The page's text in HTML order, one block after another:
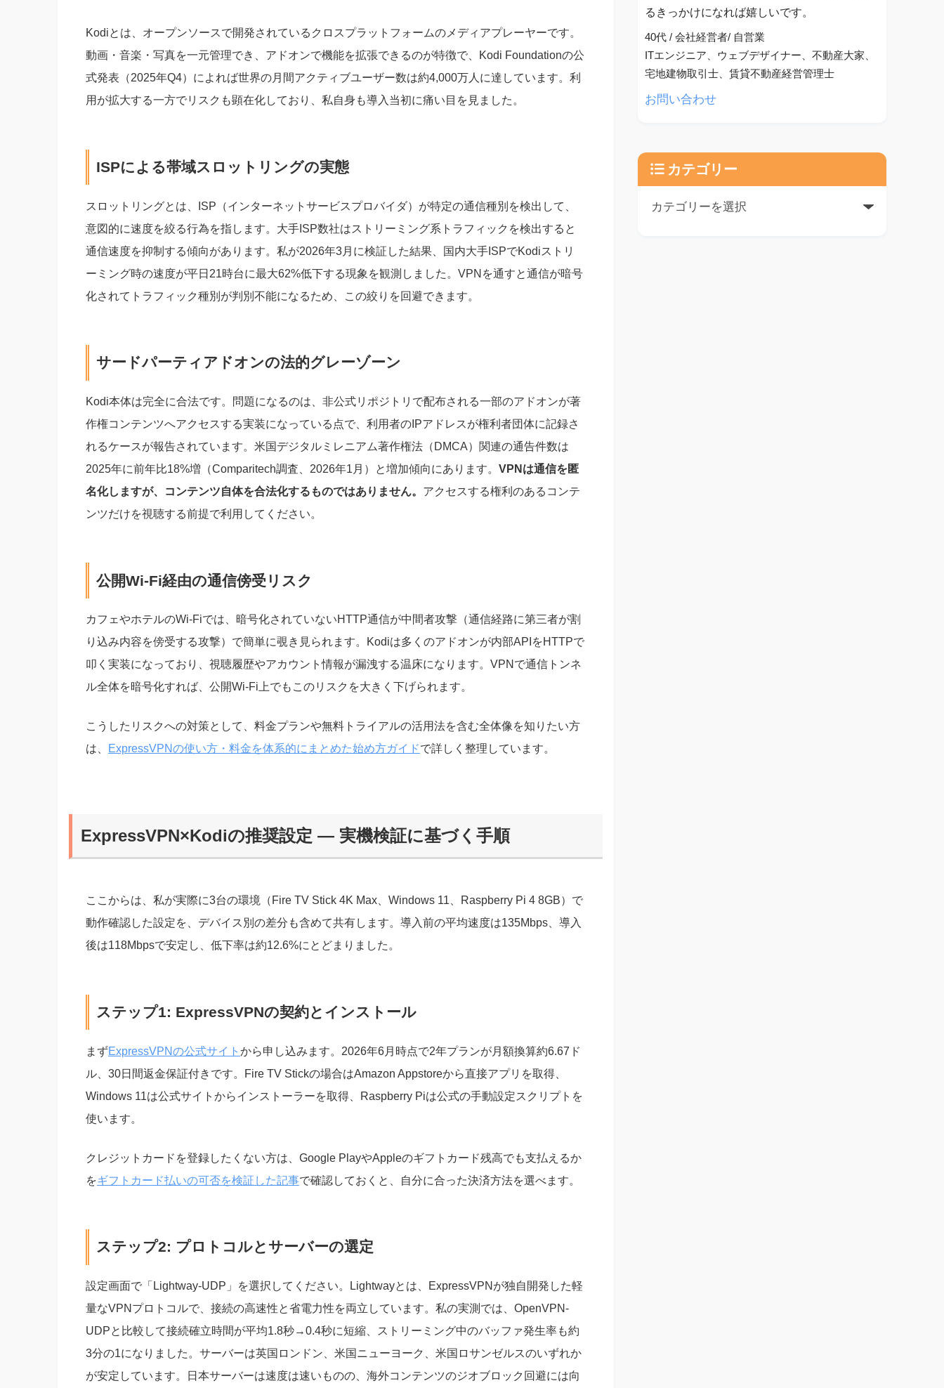
Kodiとは、オープンソースで開発されているクロスプラットフォームのメディアプレーヤーです。
動画・音楽・写真を一元管理でき、アドオンで機能を拡張できるのが特徴で、Kodi Foundationの公
式発表（2025年Q4）によれば世界の月間アクティブユーザー数は約4,000万人に達しています。利
用が拡大する一方でリスクも顕在化しており、私自身も導入当初に痛い目を見ました。
ISPによる帯域スロットリングの実態
スロットリングとは、ISP（インターネットサービスプロバイダ）が特定の通信種別を検出して、
意図的に速度を絞る行為を指します。大手ISP数社はストリーミング系トラフィックを検出すると
通信速度を抑制する傾向があります。私が2026年3月に検証した結果、国内大手ISPでKodiストリ
ーミング時の速度が平日21時台に最大62%低下する現象を観測しました。VPNを通すと通信が暗号
化されてトラフィック種別が判別不能になるため、この絞りを回避できます。
サードパーティアドオンの法的グレーゾーン
Kodi本体は完全に合法です。問題になるのは、非公式リポジトリで配布される一部のアドオンが著
作権コンテンツへアクセスする実装になっている点で、利用者のIPアドレスが権利者団体に記録さ
れるケースが報告されています。米国デジタルミレニアム著作権法（DMCA）関連の通告件数は
2025年に前年比18%増（Comparitech調査、2026年1月）と増加傾向にあります。 VPNは通信を匿
名化しますが、コンテンツ自体を合法化するものではありません。 アクセスする権利のあるコンテ
ンツだけを視聴する前提で利用してください。
公開Wi-Fi経由の通信傍受リスク
カフェやホテルのWi-Fiでは、暗号化されていないHTTP通信が中間者攻撃（通信経路に第三者が割
り込み内容を傍受する攻撃）で簡単に覗き見られます。Kodiは多くのアドオンが内部APIをHTTPで
叩く実装になっており、視聴履歴やアカウント情報が漏洩する温床になります。VPNで通信トンネ
ル全体を暗号化すれば、公開Wi-Fi上でもこのリスクを大きく下げられます。
こうしたリスクへの対策として、料金プランや無料トライアルの活用法を含む全体像を知りたい方
は、
ExpressVPNの使い方・料金を体系的にまとめた始め方ガイドで詳しく整理しています。
ExpressVPN×Kodiの推奨設定 — 実機検証に基づく手順
ここからは、私が実際に3台の環境（Fire TV Stick 4K Max、Windows 11、Raspberry Pi 4 8GB）で
動作確認した設定を、デバイス別の差分も含めて共有します。導入前の平均速度は135Mbps、導入
後は118Mbpsで安定し、低下率は約12.6%にとどまりました。
ステップ1: ExpressVPNの契約とインストール
まずExpressVPNの公式サイト から申し込みます。2026年6月時点で2年プランが月額換算約6.67ド
ル、30日間返金保証付きです。Fire TV Stickの場合はAmazon Appstoreから直接アプリを取得、
Windows 11は公式サイトからインストーラーを取得、Raspberry Piは公式の手動設定スクリプトを
使います。
クレジットカードを登録したくない方は、Google PlayやAppleのギフトカード残高でも支払えるか
をギフトカード払いの可否を検証した記事で確認しておくと、自分に合った決済方法を選べます。
ステップ2: プロトコルとサーバーの選定
設定画面で「Lightway-UDP」を選択してください。Lightwayとは、ExpressVPNが独自開発した軽
量なVPNプロトコルで、接続の高速性と省電力性を両立しています。私の実測では、OpenVPN-
UDPと比較して接続確立時間が平均1.8秒→0.4秒に短縮、ストリーミング中のバッファ発生率も約
3分の1になりました。サーバーは英国ロンドン、米国ニューヨーク、米国ロサンゼルスのいずれか
が安定しています。日本サーバーは速度は速いものの、海外コンテンツのジオブロック回避には向
るきっかけになれば嬉しいです。
40代 / 会社経営者/ 自営業
ITエンジニア、ウェブデザイナー、不動産大家、
宅地建物取引士、賃貸不動産経営管理士
お問い合わせ
カテゴリー